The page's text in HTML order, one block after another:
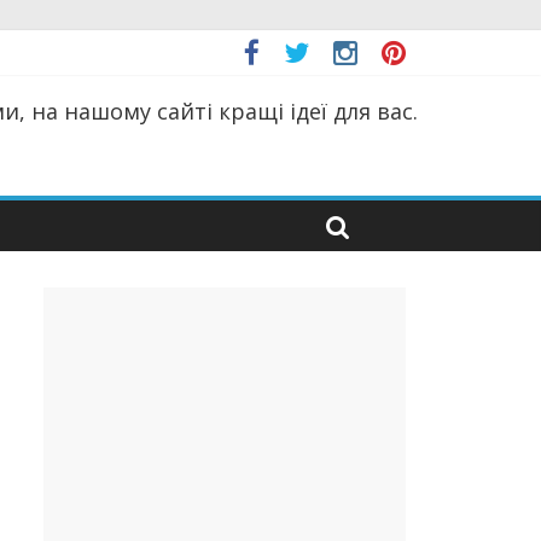
на нашому сайті кращі ідеї для вас.